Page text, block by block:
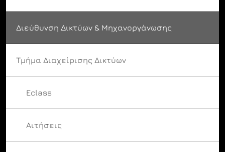
Διεύθυνση Δικτύων & Μηχανοργάνωσης
Τμήμα Διαχείρισης Δικτύων
Eclass
Αιτήσεις